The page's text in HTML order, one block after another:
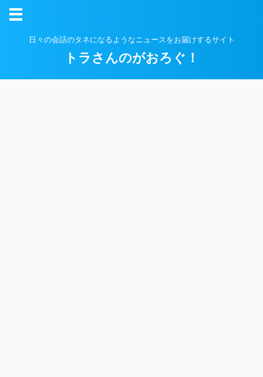
日々の会話のタネになるようなニュースをお届けするサイト
トラさんのがおろぐ！